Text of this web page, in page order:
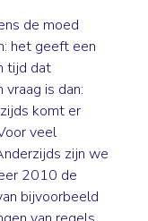
de moed
het geeft een
tijd dat
is dan:
komt er
veel
zijn we
2010 de
bijvoorbeeld